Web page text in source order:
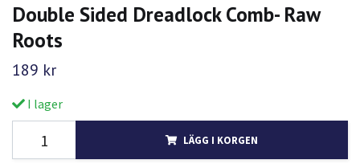
Double Sided Dreadlock Comb- Raw
Roots
189 kr
I lager
LÄGG I KORGEN